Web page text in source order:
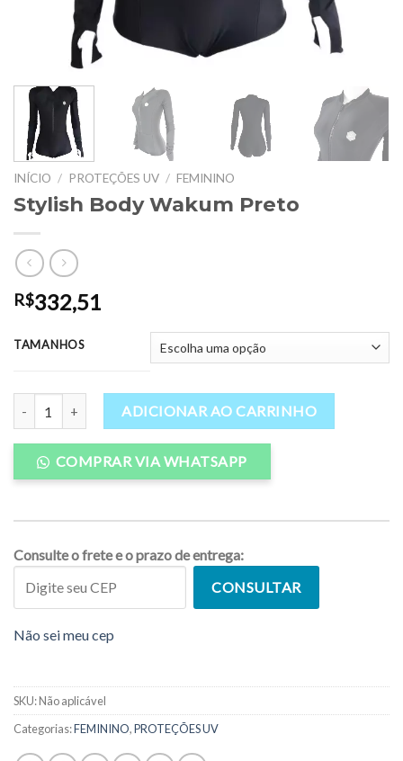
INÍCIO / PROTEÇÕES UV / FEMININO
Stylish Body Wakum Preto
R$332,51
TAMANHOS
Stylish Body Wakum Preto quantidade
ADICIONAR AO CARRINHO
COMPRAR VIA WHATSAPP
Consulte o frete e o prazo de entrega:
CONSULTAR
Não sei meu cep
SKU:Não aplicável
Categorias:FEMININO,PROTEÇÕES UV